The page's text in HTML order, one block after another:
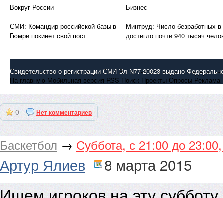
Вокруг России
СМИ: Командир российской базы в
Гюмри покинет свой пост
Бизнес
Минтруд: Число безработных в
достигло почти 940 тысяч
На главную Мобильная версия RSS Поиск Проекты Опросы Реклама
Свидетельство о регистрации СМИ Эл N77-20023 выдано
коммуникаций и охране культурного наследия 15.10.2004.
по делам печати, телерадиовещания и средств массовой
© 2000-2015 Росбалт.RU
0 Нет комментариев
Баскетбол → Суббота, с 21:00 до
Артур Ялиев 8 марта 2015